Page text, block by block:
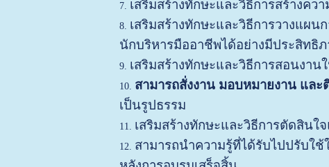
เสริมสร้างทักษะและวิธีการสร้างค
เสริมสร้างทักษะและวิธีการวางแผน
นักบริหารมืออาชีพได้อย่างมีประสิทธิภ
เสริมสร้างทักษะและวิธีการสอนงา
สามารถสั่งงาน มอบหมายงาน แล
เป็นรูปธรรม
เสริมสร้างทักษะและวิธีการตัดสิน
สามารถนำความรู้ที่ได้รับไปปรับใ